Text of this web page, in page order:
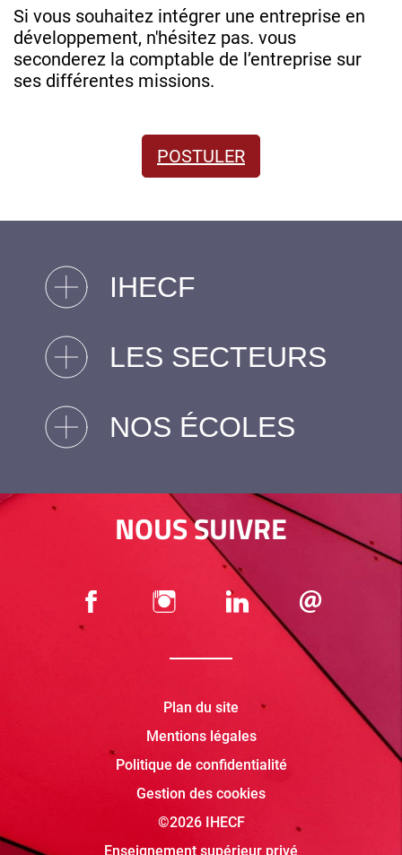
Si vous souhaitez intégrer une entreprise en
développement, n'hésitez pas. vous
seconderez la comptable de l’entreprise sur
ses différentes missions.
POSTULER
IHECF
LES SECTEURS
NOS ÉCOLES
NOUS SUIVRE
Plan du site
Mentions légales
Politique de confidentialité
Gestion des cookies
©2026 IHECF
Enseignement supérieur privé